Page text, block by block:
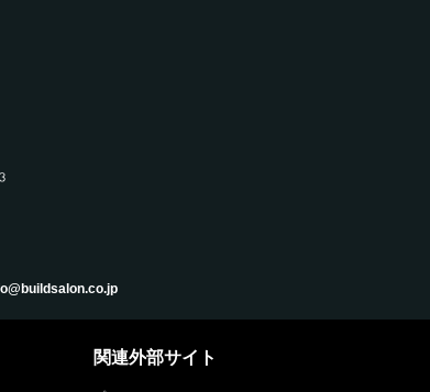
関連外部サイト